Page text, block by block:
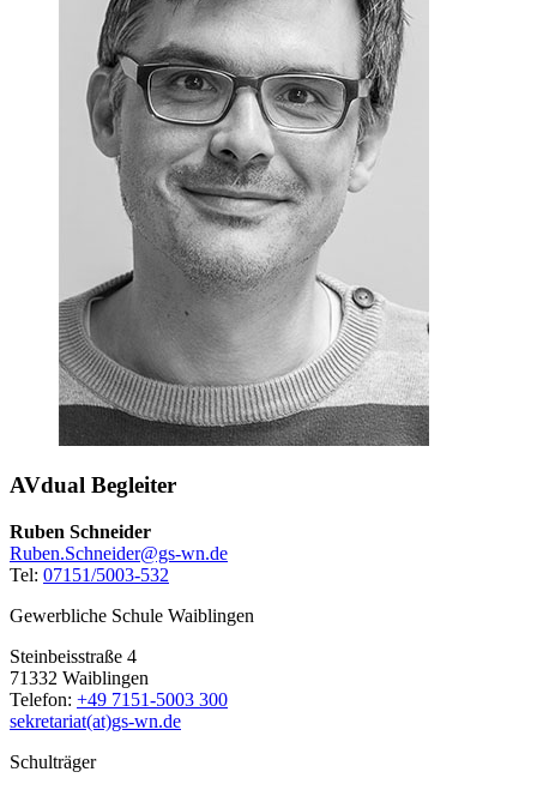
AVdual Begleiter
Ruben Schneider
Ruben.Schneider@gs-wn.de
Tel: 07151/5003-532
Gewerbliche Schule Waiblingen
Steinbeisstraße 4
71332 Waiblingen
Telefon: +49 7151-5003 300
sekretariat(at)gs-wn.de
Schulträger